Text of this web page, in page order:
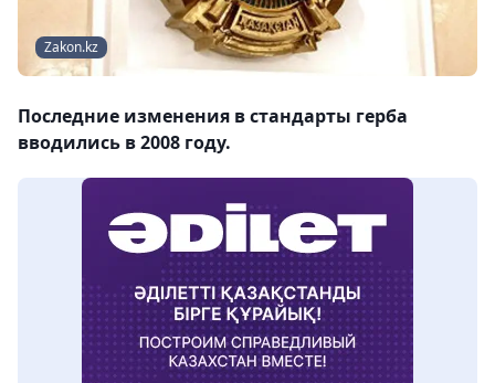
Zakon.kz
​Последние изменения в стандарты герба
вводились в 2008 году.